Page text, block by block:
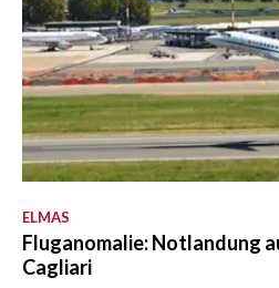
ELMAS
Fluganomalie: Notlandung
Cagliari